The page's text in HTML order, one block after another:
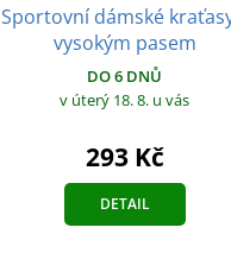
Sportovní dámské
vysokým pasem
DO 6 DNŮ
v úterý 18. 8. u vás
293 Kč
DETAIL